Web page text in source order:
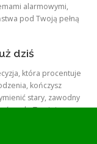
alarmowymi,
pod Twoją pełną
dziś
która procentuje
kończysz
stary, zawodny
do Twojej